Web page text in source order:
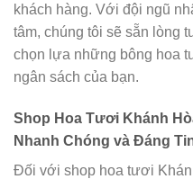
khách hàng. Với đội ngũ
tâm, chúng tôi sẽ sẵn lòng
chọn lựa những bông hoa
ngân sách của bạn.
Shop Hoa Tươi Khánh
Nhanh Chóng và Đáng
Đối với shop hoa tươi